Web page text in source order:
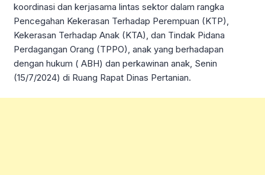
koordinasi dan kerjasama lintas sektor dalam rangka
Pencegahan Kekerasan Terhadap Perempuan (KTP),
Kekerasan Terhadap Anak (KTA), dan Tindak Pidana
Perdagangan Orang (TPPO), anak yang berhadapan
dengan hukum ( ABH) dan perkawinan anak, Senin
(15/7/2024) di Ruang Rapat Dinas Pertanian.